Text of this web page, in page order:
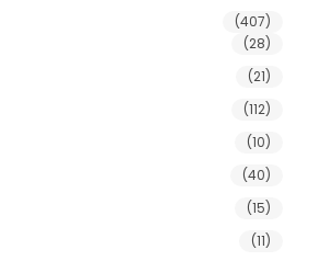
(407)
(28)
(21)
(112)
(10)
(40)
(15)
(11)